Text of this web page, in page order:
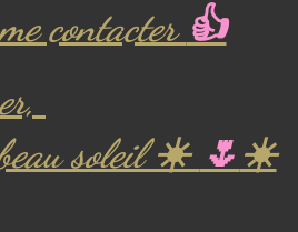
contacter 👍
beau soleil ☀️ 🌷 ☀️